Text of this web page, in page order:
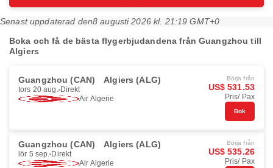
Senast uppdaterad den8 augusti 2026 kl. 21:19 GMT+0
Boka och få de bästa flygerbjudandena från Guangzhou till
Algiers
Guangzhou (CAN) Algiers (ALG)
tors 20 aug. Direkt
Air Algerie
Börja från
US$ 531.53
Pris/ Pax
Bok
Guangzhou (CAN) Algiers (ALG)
lör 5 sep. Direkt
Air Algerie
Börja från
US$ 535.26
Pris/ Pax